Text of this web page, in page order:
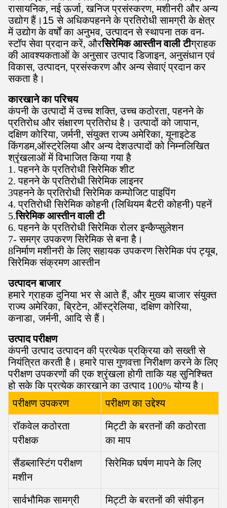
रासायनिक, नई ऊर्जा, खनिज प्रसंस्करण, मशीनरी और अन्य
उद्योग हैं। 15 से अधिकपहनने के प्रतिरोधी सामग्री के क्षेत्र
में उद्योग के वर्षों का अनुभव, उत्पादन से स्थापना तक वन-
स्टॉप सेवा प्रदान करें, औरसिरेमिक आस्तीन वाली टीग्राहक
की आवश्यकताओं के अनुसार उत्पाद डिजाइन, अनुसंधान एवं
विकास, उत्पादन, प्रसंस्करण और अन्य सेवाएं प्रदान कर
सकता है।
कारखाने का परिचय
कंपनी के उत्पादों में उच्च शक्ति, उच्च कठोरता, पहनने के
प्रतिरोध और संक्षारण प्रतिरोध है। उत्पादों को जापान,
दक्षिण कोरिया, जर्मनी, संयुक्त राज्य अमेरिका, यूनाइटेड
किंगडम,ऑस्ट्रेलिया और अन्य देशउत्पादों को निम्नलिखित
श्रृंखलाओं में विभाजित किया गया है
1. पहनने के प्रतिरोधी सिरेमिक शीट
2. पहनने के प्रतिरोधी सिरेमिक लाइनर
3पहनने के प्रतिरोधी सिरेमिक कम्पोजिट पाइपिंग
4. प्रतिरोधी सिरेमिक कोहनी (लिथियम बैटरी कोहनी) पहनें
5.सिरेमिक आस्तीन वाली टी
6. पहनने के प्रतिरोधी सिरेमिक रोलर इन्कैप्सुलेशन
7- समग्र उपकरण सिरेमिक से बना है।
8निर्माण मशीनरी के लिए सहायक उपकरण सिरेमिक पंप ट्यूब,
सिरेमिक संक्रमण आस्तीन
उत्पादन बाजार
हमारे ग्राहक दुनिया भर से आते हैं, और मुख्य बाजार संयुक्त
राज्य अमेरिका, ब्रिटेन, ऑस्ट्रेलिया, दक्षिण कोरिया,
कनाडा, जर्मनी, आदि से हैं।
उत्पाद परीक्षण
कंपनी उत्पाद उत्पादन की प्रत्येक प्रक्रिया को सख्ती से
नियंत्रित करती है। हमारे पास गुणवत्ता निरीक्षण करने के लिए
परीक्षण उपकरणों की एक श्रृंखला होगी ताकि यह सुनिश्चित
हो सके कि प्रत्येक कारखाने का उत्पाद 100% योग्य है।
परीक्षण उपकरण
परीक्षण का उद्देश्य
रॉकवेल कठोरता
परीक्षक
मिट्टी के बरतनों की कठोरता
का माप
सैंडब्लास्टिंग परीक्षण
मशीन
सिरेमिक घर्षण मापने के लिए
सार्वभौमिक सामग्री
मिट्टी के बरतनों की संपीड़न